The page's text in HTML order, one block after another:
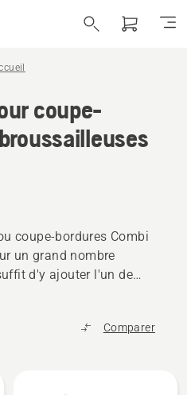
coupe-
coupe-bordures Combi
un grand nombre
d'y ajouter l'un de
Comparer